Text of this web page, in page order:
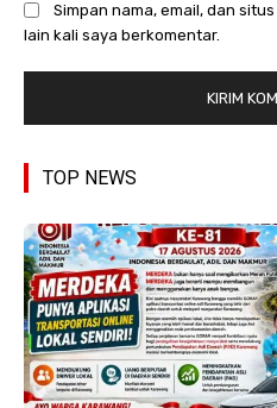
Simpan nama, email, dan
lain kali saya berkomentar.
TOP NEWS